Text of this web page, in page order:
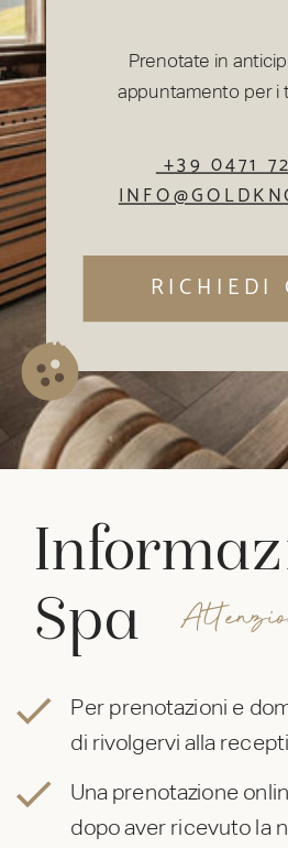
Prenotate in
appuntamento per i
+39 0471
RICHIEDI
Spa
Per prenotazioni e
di rivolgervi alla
Una prenotazione
dopo aver ricevuto la